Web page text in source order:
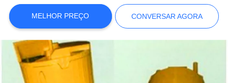
QUALIDADE
CONTACTE-
NOS
MELHOR PREÇO CONVERSAR AGORA